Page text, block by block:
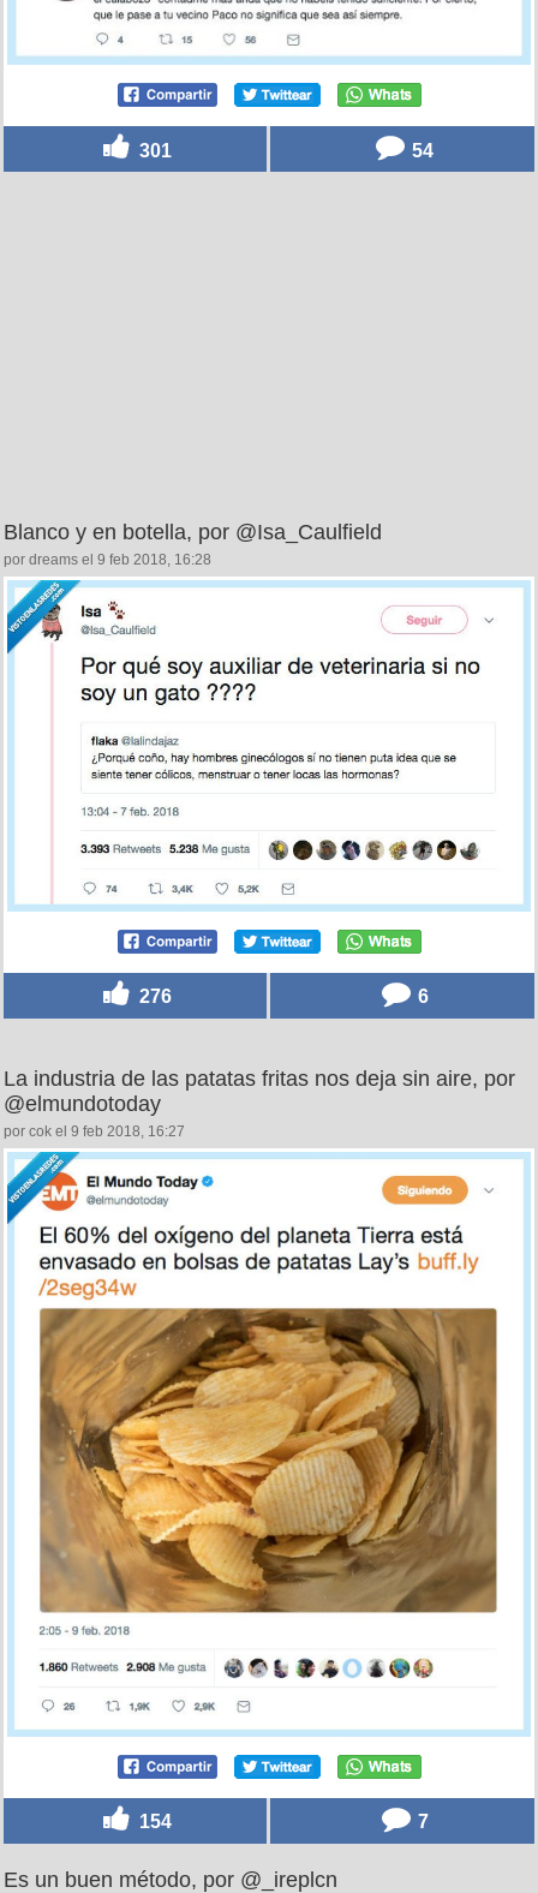
301 54
Blanco y en botella, por @Isa_Caulfield
por dreams el 9 feb 2018, 16:28
276 6
La industria de las patatas fritas nos deja sin aire, por
@elmundotoday
por cok el 9 feb 2018, 16:27
154 7
Es un buen método, por @_ireplcn